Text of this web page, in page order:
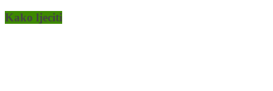
Kako ljeciti